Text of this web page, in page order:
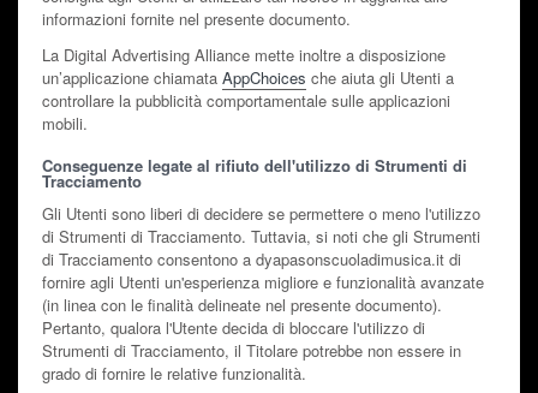
informazioni fornite nel presente documento.
La Digital Advertising Alliance mette inoltre a disposizione
un’applicazione chiamata AppChoices che aiuta gli Utenti a
controllare la pubblicità comportamentale sulle applicazioni
mobili.
Conseguenze legate al rifiuto dell'utilizzo di Strumenti di
Tracciamento
Gli Utenti sono liberi di decidere se permettere o meno l'utilizzo
di Strumenti di Tracciamento. Tuttavia, si noti che gli Strumenti
di Tracciamento consentono a dyapasonscuoladimusica.it di
fornire agli Utenti un'esperienza migliore e funzionalità avanzate
(in linea con le finalità delineate nel presente documento).
Pertanto, qualora l'Utente decida di bloccare l'utilizzo di
Strumenti di Tracciamento, il Titolare potrebbe non essere in
grado di fornire le relative funzionalità.